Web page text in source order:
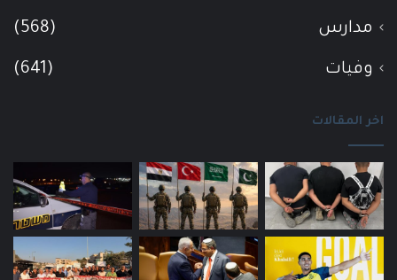
مدارس (568)
وفيات (641)
اخر المقالات